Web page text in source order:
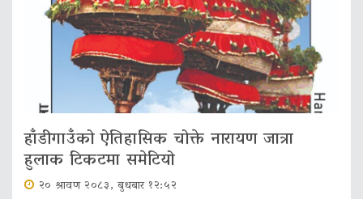
हाँडीगाउँको ऐतिहासिक चोक्ते नारायण जात्रा
हुलाक टिकटमा समेटियो
२० श्रावण २०८३, बुधबार १२:५२